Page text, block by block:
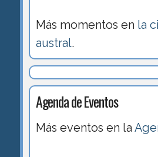
Más momentos en la
austral.
Agenda de Eventos
Más eventos en la